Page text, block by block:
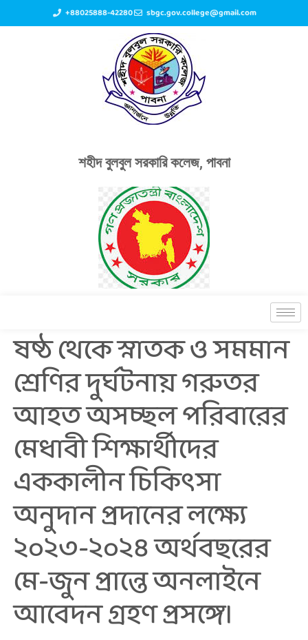
+88025888-42280 sbgc.gov.college@gmail.com
শহীদ বুলবুল সরকারি কলেজ, পাবনা
ষষ্ঠ থেকে স্নাতক ও সমমান
শ্রেণির দুর্ঘটনায় গরুতর
আহত অসচ্ছল পরিবারের
মেধাবী শিক্ষার্থীদের
এককালীন চিকিৎসা
অনুদান প্রদানের লক্ষ্যে
২০২৩-২০২৪ অর্থবছরের
মে-জুন প্রান্তে অনলাইনে
আবেদন গ্রহণ প্রসঙ্গে।